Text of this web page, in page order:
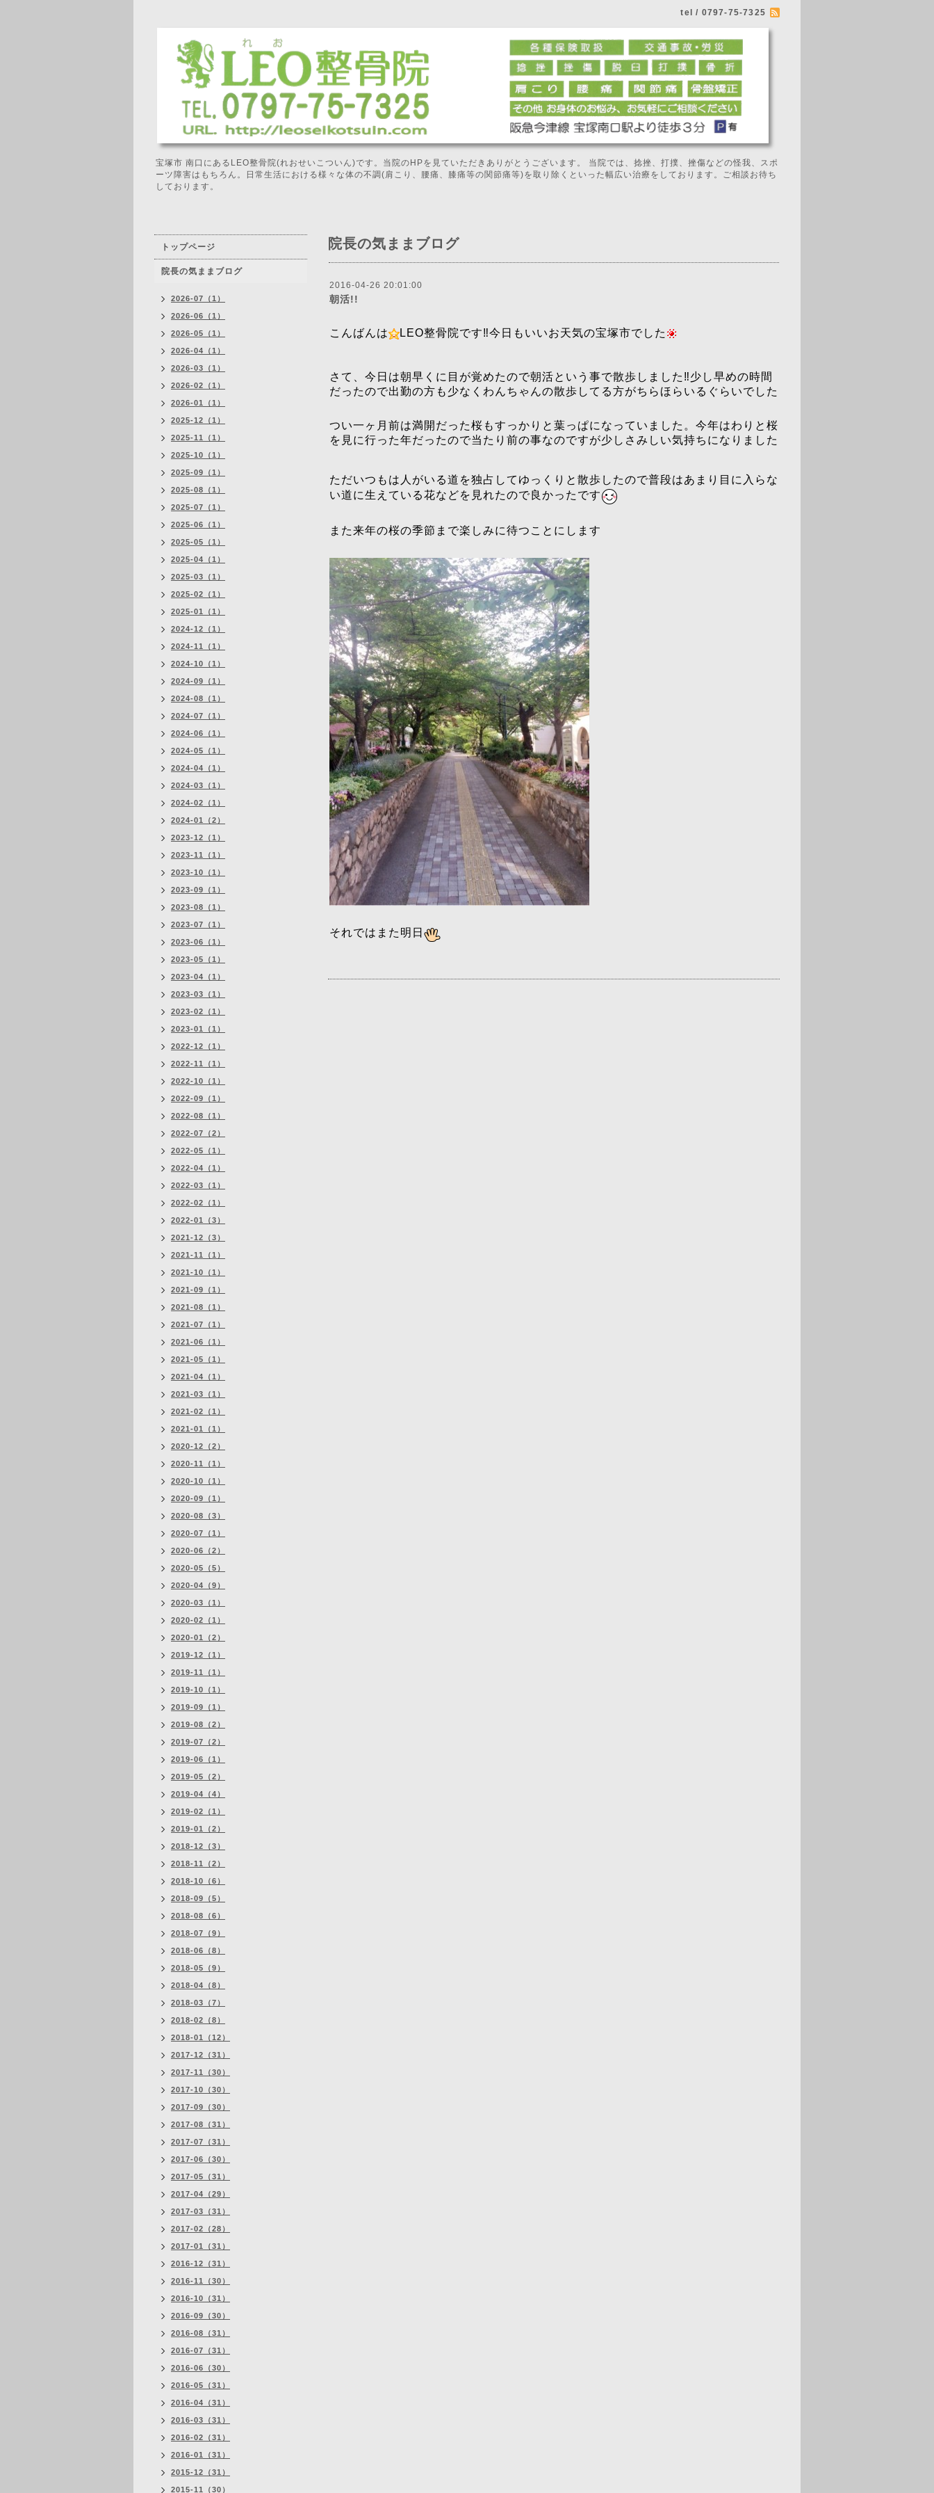
tel / 0797-75-7325
宝塚市 南口にあるLEO整骨院(れおせいこついん)です。当院のHPを見ていただきありがとうございます。 当院では、捻挫、打撲、挫傷などの怪我、スポ
ーツ障害はもちろん。日常生活における様々な体の不調(肩こり、腰痛、膝痛等の関節痛等)を取り除くといった幅広い治療をしております。ご相談お待ち
しております。
院長の気ままブログ
2016-04-26 20:01:00
朝活!!
こんばんは LEO整骨院です‼️今日もいいお天気の宝塚市でした
さて、今日は朝早くに目が覚めたので朝活という事で散歩しました‼️少し早めの時間
だったので出勤の方も少なくわんちゃんの散歩してる方がちらほらいるぐらいでした
つい一ヶ月前は満開だった桜もすっかりと葉っぱになっていました。今年はわりと桜
を見に行った年だったので当たり前の事なのですが少しさみしい気持ちになりました
ただいつもは人がいる道を独占してゆっくりと散歩したので普段はあまり目に入らな
い道に生えている花などを見れたので良かったです
また来年の桜の季節まで楽しみに待つことにします
それではまた明日
トップページ
院長の気ままブログ
2026-07（1）
2026-06（1）
2026-05（1）
2026-04（1）
2026-03（1）
2026-02（1）
2026-01（1）
2025-12（1）
2025-11（1）
2025-10（1）
2025-09（1）
2025-08（1）
2025-07（1）
2025-06（1）
2025-05（1）
2025-04（1）
2025-03（1）
2025-02（1）
2025-01（1）
2024-12（1）
2024-11（1）
2024-10（1）
2024-09（1）
2024-08（1）
2024-07（1）
2024-06（1）
2024-05（1）
2024-04（1）
2024-03（1）
2024-02（1）
2024-01（2）
2023-12（1）
2023-11（1）
2023-10（1）
2023-09（1）
2023-08（1）
2023-07（1）
2023-06（1）
2023-05（1）
2023-04（1）
2023-03（1）
2023-02（1）
2023-01（1）
2022-12（1）
2022-11（1）
2022-10（1）
2022-09（1）
2022-08（1）
2022-07（2）
2022-05（1）
2022-04（1）
2022-03（1）
2022-02（1）
2022-01（3）
2021-12（3）
2021-11（1）
2021-10（1）
2021-09（1）
2021-08（1）
2021-07（1）
2021-06（1）
2021-05（1）
2021-04（1）
2021-03（1）
2021-02（1）
2021-01（1）
2020-12（2）
2020-11（1）
2020-10（1）
2020-09（1）
2020-08（3）
2020-07（1）
2020-06（2）
2020-05（5）
2020-04（9）
2020-03（1）
2020-02（1）
2020-01（2）
2019-12（1）
2019-11（1）
2019-10（1）
2019-09（1）
2019-08（2）
2019-07（2）
2019-06（1）
2019-05（2）
2019-04（4）
2019-02（1）
2019-01（2）
2018-12（3）
2018-11（2）
2018-10（6）
2018-09（5）
2018-08（6）
2018-07（9）
2018-06（8）
2018-05（9）
2018-04（8）
2018-03（7）
2018-02（8）
2018-01（12）
2017-12（31）
2017-11（30）
2017-10（30）
2017-09（30）
2017-08（31）
2017-07（31）
2017-06（30）
2017-05（31）
2017-04（29）
2017-03（31）
2017-02（28）
2017-01（31）
2016-12（31）
2016-11（30）
2016-10（31）
2016-09（30）
2016-08（31）
2016-07（31）
2016-06（30）
2016-05（31）
2016-04（31）
2016-03（31）
2016-02（31）
2016-01（31）
2015-12（31）
2015-11（30）